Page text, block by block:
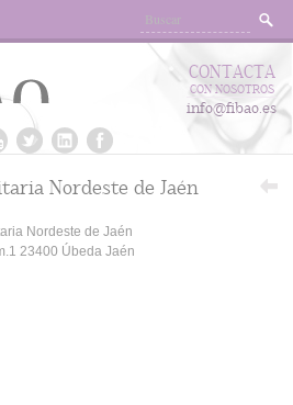
CONTACTA
CON NOSOTROS
info@fibao.es
Nordeste de Jaén
Nordeste de Jaén
23400 Úbeda Jaén